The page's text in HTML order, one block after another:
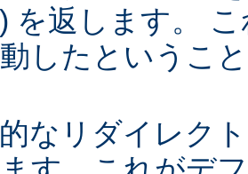
を返します。
したというこ
なリダイレク